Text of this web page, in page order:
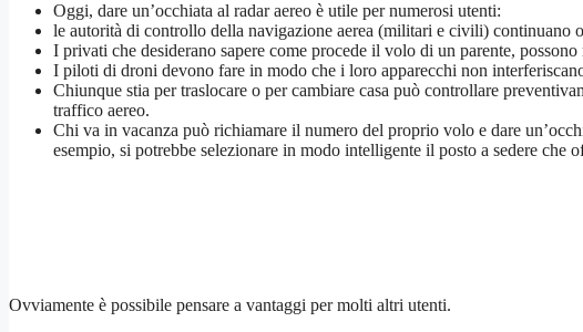
Oggi, dare un’occhiata al radar aereo è utile per numerosi utenti:
le autorità di controllo della navigazione aerea (militari e civili) continuano
I privati che desiderano sapere come procede il volo di un parente,
I piloti di droni devono fare in modo che i loro apparecchi non
Chiunque stia per traslocare o per cambiare casa può controllare
traffico aereo.
Chi va in vacanza può richiamare il numero del proprio volo e dare
esempio, si potrebbe selezionare in modo intelligente il posto a sedere che
Ovviamente è possibile pensare a vantaggi per molti altri utenti.